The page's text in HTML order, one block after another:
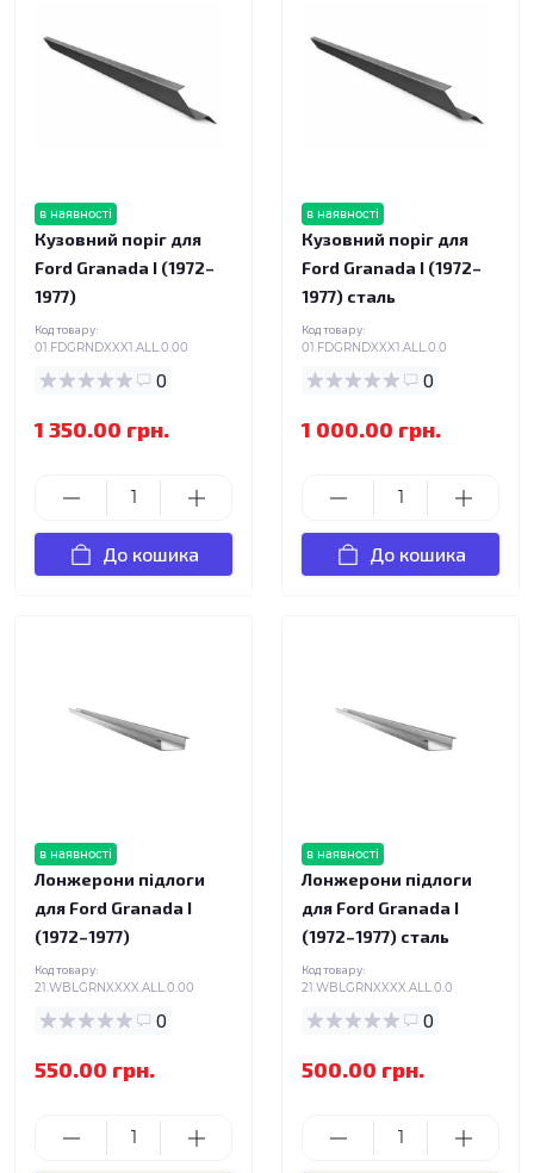
в наявності
Кузовний поріг для
Ford Granada I (1972–
1977)
Код товару:
01.FDGRNDXXX1.ALL.0.00
0
1 350.00 грн.
До кошика
в наявності
Кузовний поріг для
Ford Granada I (1972–
1977) сталь
Код товару:
01.FDGRNDXXX1.ALL.0.0
0
1 000.00 грн.
До кошика
в наявності
Лонжерони підлоги
для Ford Granada I
(1972–1977)
Код товару:
21.WBLGRNXXXX.ALL.0.00
0
550.00 грн.
в наявності
Лонжерони підлоги
для Ford Granada I
(1972–1977) сталь
Код товару:
21.WBLGRNXXXX.ALL.0.0
0
500.00 грн.